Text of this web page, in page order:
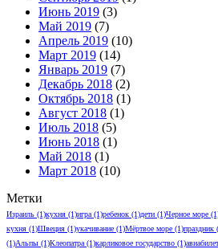
Июнь 2019 (3)
Май 2019 (7)
Апрель 2019 (10)
Март 2019 (14)
Январь 2019 (7)
Декабрь 2018 (2)
Октябрь 2018 (1)
Август 2018 (1)
Июль 2018 (5)
Июнь 2018 (1)
Май 2018 (1)
Март 2018 (10)
Метки
Израиль (1)кухня (1)игра(1)ребенок (1)дети (1)Черное море
кухня (1)Швеция (1)укачивание (1)Мёртвое море (1)праздник
(1)Альпы (1)Клеопатра(1)карликовое государство (1)